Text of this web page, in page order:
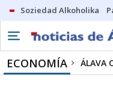
Soziedad Alkoholika
ECONOMÍA ÁLAVA